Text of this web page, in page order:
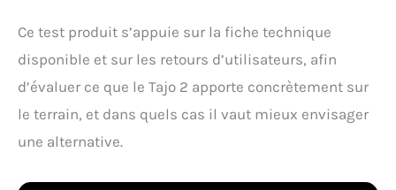
Ce test produit s’appuie sur la fiche technique
disponible et sur les retours d’utilisateurs, afin
d’évaluer ce que le Tajo 2 apporte concrètement sur
le terrain, et dans quels cas il vaut mieux envisager
une alternative.